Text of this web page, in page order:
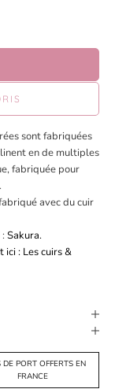
sont fabriquées
en de multiples
fabriquée pour
avec du cuir
Sakura.
ici : Les cuirs &
DE PORT OFFERTS EN
FRANCE